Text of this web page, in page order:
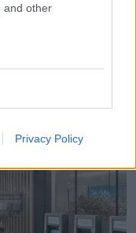
and other
Privacy Policy